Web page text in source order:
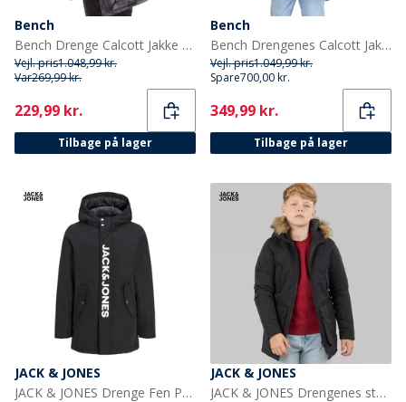
Bench
Bench Drenge Calcott Jakke Sort Digi Camo
Vejl. pris1.048,99 kr.
Var269,99 kr.
Current
229,99 kr.
Tilbage på lager
Bench
Bench Drengenes Calcott Jakke Blå
Vejl. pris1.049,99 kr.
Spare700,00 kr.
Current
349,99 kr.
Tilbage på lager
JACK & JONES
JACK & JONES Drenge Fen Parka Sort
JACK & JONES
JACK & JONES Drengenes store parka med aftagelig pels Sort